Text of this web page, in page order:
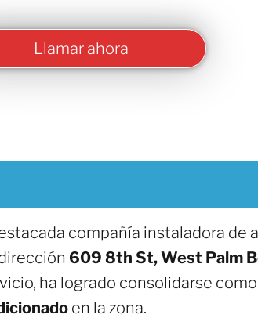
Llamar ahora
compañía instaladora de
609 8th St, West Palm
ha logrado consolidarse
en la zona.